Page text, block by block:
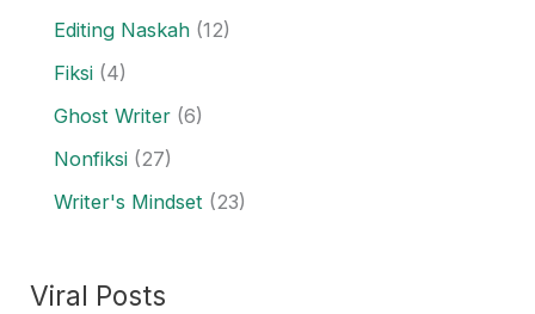
Editing Naskah (12)
Fiksi (4)
Ghost Writer (6)
Nonfiksi (27)
Writer's Mindset (23)
Viral Posts